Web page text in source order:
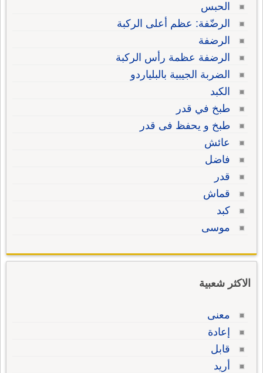
الحبس
الرضّفة: عظم أعلى الركبة
الرضفة
الرضفة عظمة رأس الركبة
الضربة الجيبية بالبلياردو
الكبد
طبخ في قدر
طبخ و يحفظ فى قدر
عائش
فاضل
قدر
قماش
كبد
موسى
الاكثر شعبية
معنى
إعادة
قابل
أريد